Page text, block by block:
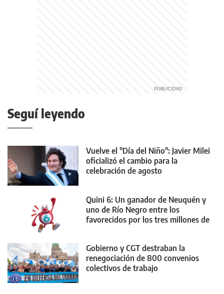
Seguí leyendo
Vuelve el "Día del Niño": Javier Milei
oficializó el cambio para la
celebración de agosto
Quini 6: Un ganador de Neuquén y
uno de Río Negro entre los
favorecidos por los tres millones de
Gobierno y CGT destraban la
renegociación de 800 convenios
colectivos de trabajo